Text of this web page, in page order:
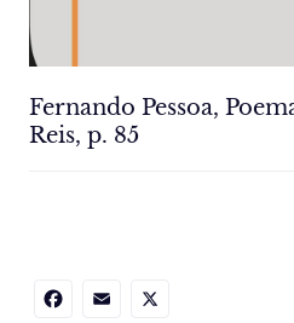
Fernando Pessoa,
Reis, p. 85